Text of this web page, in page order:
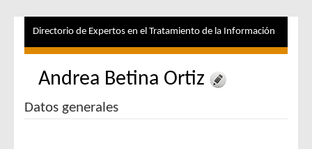
Directorio de Expertos en el Tratamiento de la Información
Andrea Betina Ortiz
Datos generales